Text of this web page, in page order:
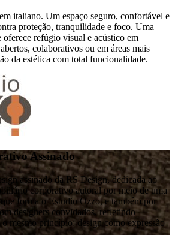
italiano. Um espaço seguro, confortável e
proteção, tranquilidade e foco. Uma
oferece refúgio visual e acústico em
colaborativos ou em áreas mais
da estética com total funcionalidade.
Assinado
assinado da RS Design, dedicada ao
corporativo autoral por meio de uma
forma o Estudio Ozzo, e também por
designers convidados, refletindo
mesmo princípio: design como expressão